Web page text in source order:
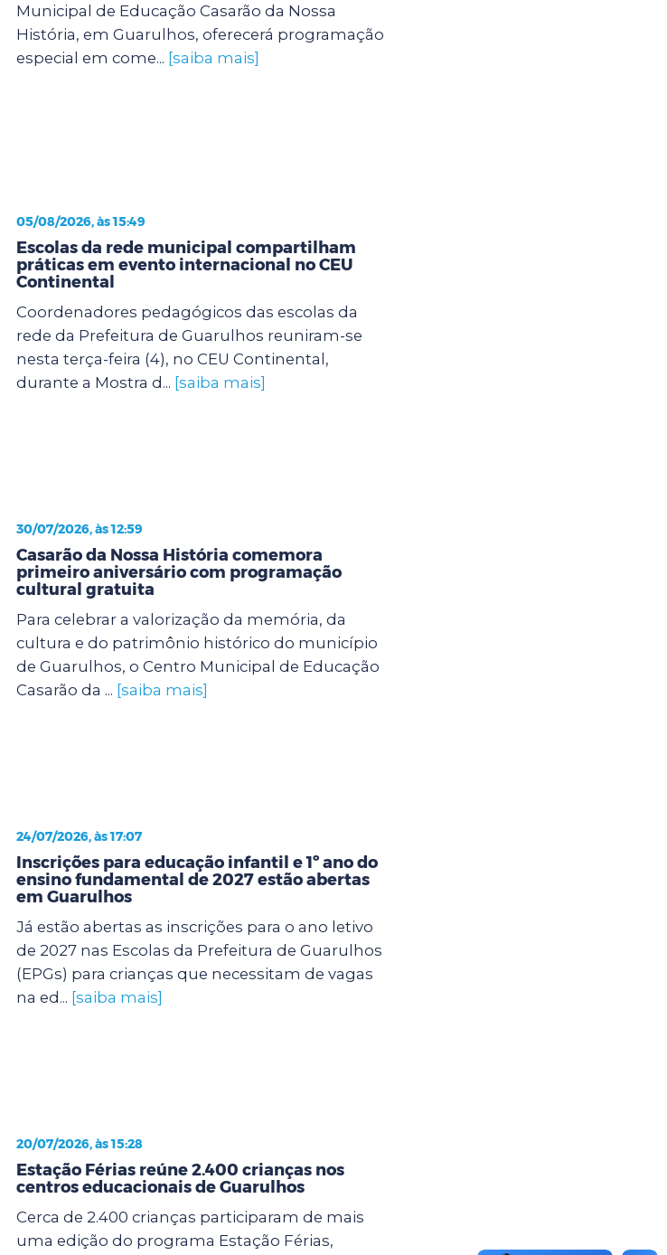
Municipal de Educação Casarão da Nossa
História, em Guarulhos, oferecerá programação
especial em come... [saiba mais]
05/08/2026, às 15:49
Escolas da rede municipal compartilham
práticas em evento internacional no CEU
Continental
Coordenadores pedagógicos das escolas da
rede da Prefeitura de Guarulhos reuniram-se
nesta terça-feira (4), no CEU Continental,
durante a Mostra d... [saiba mais]
30/07/2026, às 12:59
Casarão da Nossa História comemora
primeiro aniversário com programação
cultural gratuita
Para celebrar a valorização da memória, da
cultura e do patrimônio histórico do município
de Guarulhos, o Centro Municipal de Educação
Casarão da ... [saiba mais]
24/07/2026, às 17:07
Inscrições para educação infantil e 1º ano do
ensino fundamental de 2027 estão abertas
em Guarulhos
Já estão abertas as inscrições para o ano letivo
de 2027 nas Escolas da Prefeitura de Guarulhos
(EPGs) para crianças que necessitam de vagas
na ed... [saiba mais]
20/07/2026, às 15:28
Estação Férias reúne 2.400 crianças nos
centros educacionais de Guarulhos
Cerca de 2.400 crianças participaram de mais
uma edição do programa Estação Férias,